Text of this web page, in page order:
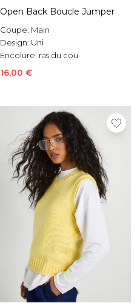
Open Back Boucle Jumper
Coupe: Main
Design: Uni
Encolure: ras du cou
16,00 €